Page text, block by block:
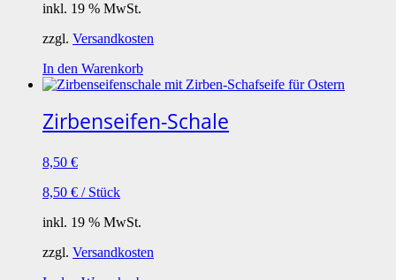
inkl. 19 % MwSt.
zzgl. Versandkosten
In den Warenkorb
Zirbenseifen-Schale
8,50 €
8,50 € / Stück
inkl. 19 % MwSt.
zzgl. Versandkosten